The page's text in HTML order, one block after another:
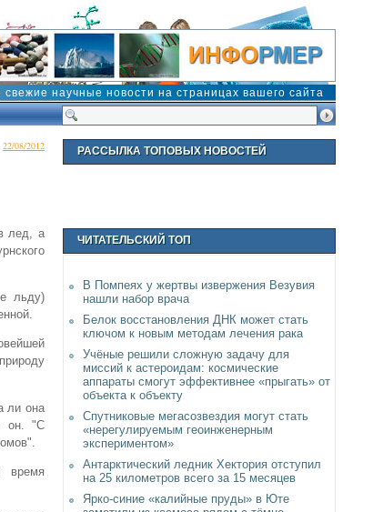
свежие научные новости на страницах вашего сайта
22/08/2012
лед, а
льду)
ли она
он. "С
время
РАССЫЛКА ТОПОВЫХ НОВОСТЕЙ
ЧИТАТЕЛЬСКИЙ ТОП
В Помпеях у жертвы извержения Везувия
нашли набор врача
Белок восстановления ДНК может стать
ключом к новым методам лечения рака
Учёные решили сложную задачу для
миссий к астероидам: космические
аппараты смогут эффективнее «прыгать» от
объекта к объекту
Спутниковые мегасозвездия могут стать
«нерегулируемым геоинженерным
экспериментом»
Антарктический ледник Хектория отступил
на 25 километров всего за 15 месяцев
Ярко-синие «калийные пруды» в Юте